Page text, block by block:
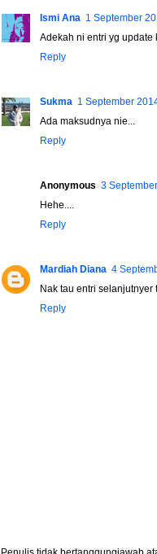
Ismi Ana 1 September
Adekah ni entri yg update
Reply
Sukma 1 September
Ada maksudnya nie...
Reply
Anonymous 3
Hehe....
Reply
Mardiah Diana 4
Nak tau entri selanjutnyer
Reply